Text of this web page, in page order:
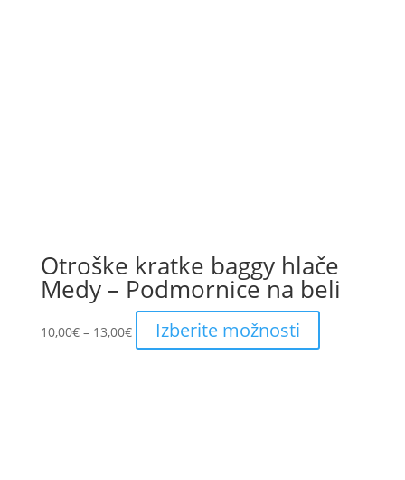
Otroške kratke baggy hlače
Medy – Podmornice na beli
10,00€ – 13,00€Price
range:
Izberite možnosti
product